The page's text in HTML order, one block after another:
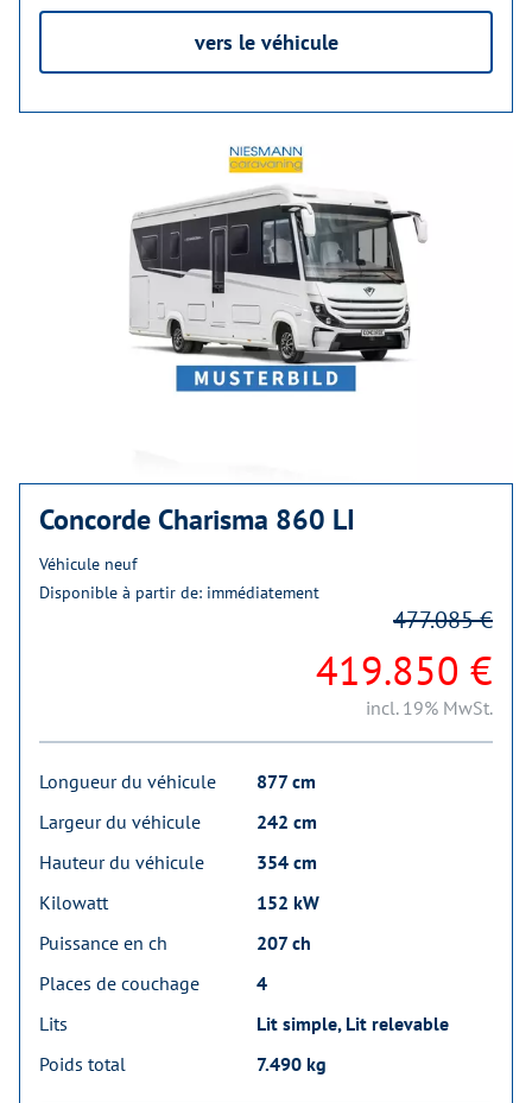
vers le véhicule
Concorde Charisma 860 LI
Véhicule neuf
Disponible à partir de: immédiatement
419.850 €
477.085 €
incl. 19% MwSt.
Longueur du véhicule
877 cm
Largeur du véhicule
242 cm
Hauteur du véhicule
354 cm
Kilowatt
152 kW
Puissance en ch
207 ch
Places de couchage
4
Lits
Lit simple, Lit relevable
Poids total
7.490 kg